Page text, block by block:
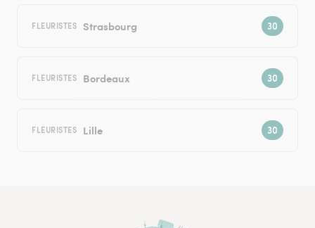
FLEURISTES Strasbourg
FLEURISTES Bordeaux
FLEURISTES Lille